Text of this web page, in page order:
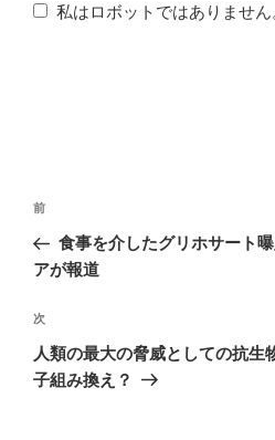
私はロボットではありません
投
稿
ナ
ゲ
ー
前
の
投
前
食事を介したグリホサート
アが報道
次
の
投
次
人類の最大の脅威としての抗生
子組み換え？